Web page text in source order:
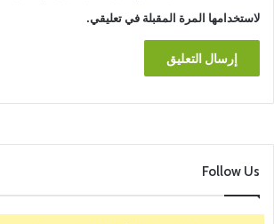
لاستخدامها المرة المقبلة في تعليقي.
Follow Us